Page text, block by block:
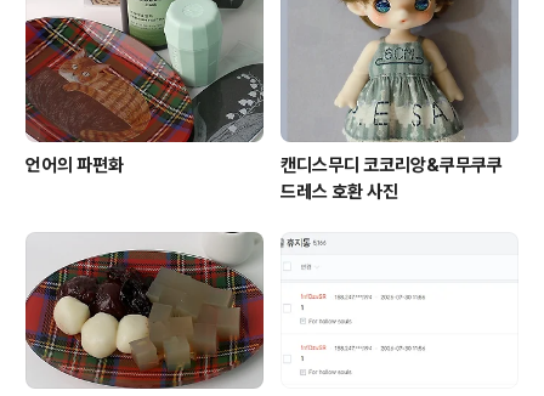
언어의 파편화
캔디스무디 코코리앙&쿠무쿠쿠
드레스 호환 사진